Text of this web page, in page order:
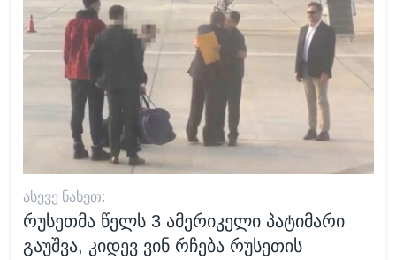
ᲐᲡᲔᲕᲔ ᲜᲐᲮᲔᲗ:
რუსეთმა წელს 3 ამერიკელი პატიმარი
გაუშვა, კიდევ ვინ რჩება რუსეთის